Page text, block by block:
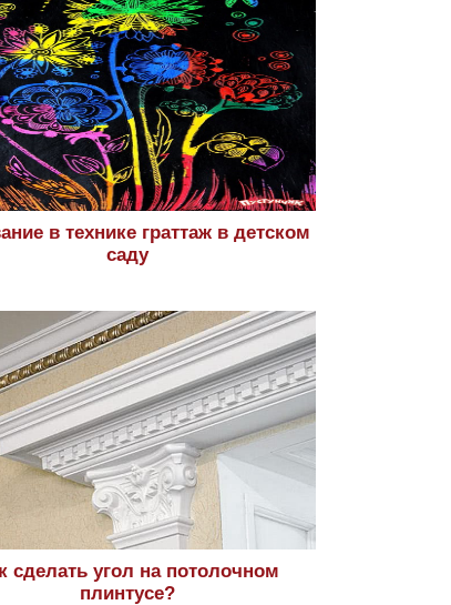
в технике граттаж в детском
саду
сделать угол на потолочном
плинтусе?